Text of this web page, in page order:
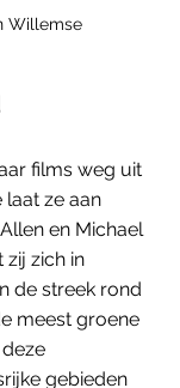
Willemse
films weg uit
ze aan
en Michael
zij zich in
de streek rond
meest groene
gebieden